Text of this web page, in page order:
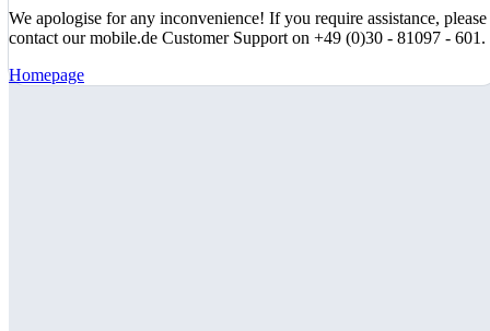
We apologise for any inconvenience! If you require assistance, please
contact our mobile.de Customer Support on +49 (0)30 - 81097 - 601.
Homepage